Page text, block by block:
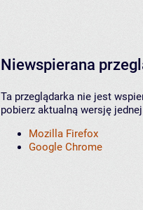
Niewspierana
Ta przeglądarka nie jest
pobierz aktualną wersję
Mozilla Firefox
Google Chrome